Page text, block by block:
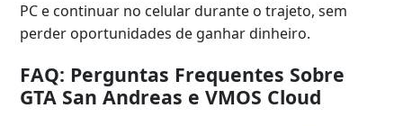
PC e continuar no celular durante o trajeto, sem
perder oportunidades de ganhar dinheiro.
FAQ: Perguntas Frequentes Sobre
GTA San Andreas e VMOS Cloud